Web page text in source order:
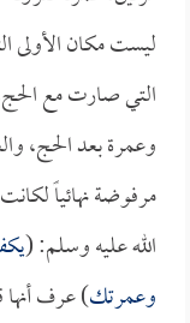
ليست مكان الأولى
التي صارت مع
وعمرة بعد الحج،
مرفوضة نهائياً
الله عليه وسلم: (
وعمرتك) عرف أنها